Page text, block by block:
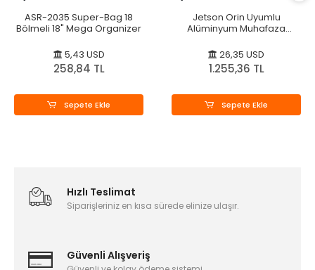
ASR-2035 Super-Bag 18
Bölmeli 18" Mega Organizer
5,43 USD
258,84 TL
Sepete Ekle
Jetson Orin Uyumlu
Alüminyum Muhafaza
26,35 USD
1.255,36 TL
Sepete Ekle
Hızlı Teslimat
Siparişleriniz en kısa sürede elinize ulaşır.
Güvenli Alışveriş